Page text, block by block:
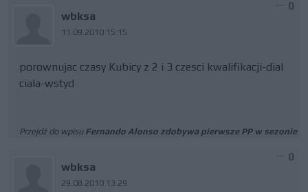
wbksa
11.09.2010 15:15
0
porownujac czasy Kubicy z 2 i 3 czesci kwalifikacji-dial
ciala-wstyd
Przejdź do wpisu Fernando Alonso zdobywa pierwsze PP w sezonie
wbksa
29.08.2010 13:29
0